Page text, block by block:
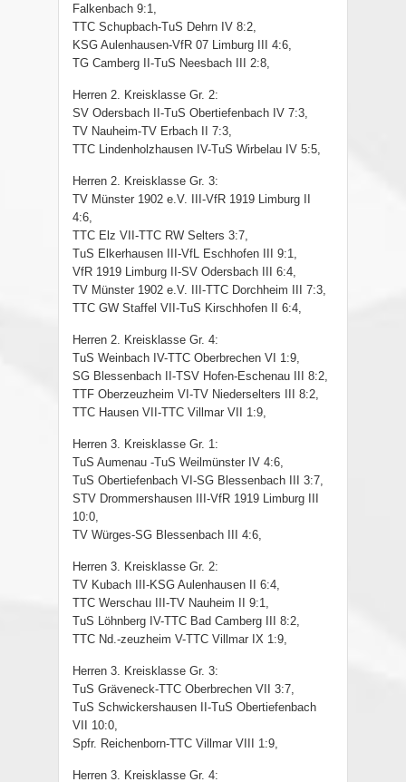
Falkenbach 9:1,
TTC Schupbach-TuS Dehrn IV 8:2,
KSG Aulenhausen-VfR 07 Limburg III 4:6,
TG Camberg II-TuS Neesbach III 2:8,
Herren 2. Kreisklasse Gr. 2:
SV Odersbach II-TuS Obertiefenbach IV 7:3,
TV Nauheim-TV Erbach II 7:3,
TTC Lindenholzhausen IV-TuS Wirbelau IV 5:5,
Herren 2. Kreisklasse Gr. 3:
TV Münster 1902 e.V. III-VfR 1919 Limburg II
4:6,
TTC Elz VII-TTC RW Selters 3:7,
TuS Elkerhausen III-VfL Eschhofen III 9:1,
VfR 1919 Limburg II-SV Odersbach III 6:4,
TV Münster 1902 e.V. III-TTC Dorchheim III 7:3,
TTC GW Staffel VII-TuS Kirschhofen II 6:4,
Herren 2. Kreisklasse Gr. 4:
TuS Weinbach IV-TTC Oberbrechen VI 1:9,
SG Blessenbach II-TSV Hofen-Eschenau III 8:2,
TTF Oberzeuzheim VI-TV Niederselters III 8:2,
TTC Hausen VII-TTC Villmar VII 1:9,
Herren 3. Kreisklasse Gr. 1:
TuS Aumenau -TuS Weilmünster IV 4:6,
TuS Obertiefenbach VI-SG Blessenbach III 3:7,
STV Drommershausen III-VfR 1919 Limburg III
10:0,
TV Würges-SG Blessenbach III 4:6,
Herren 3. Kreisklasse Gr. 2:
TV Kubach III-KSG Aulenhausen II 6:4,
TTC Werschau III-TV Nauheim II 9:1,
TuS Löhnberg IV-TTC Bad Camberg III 8:2,
TTC Nd.-zeuzheim V-TTC Villmar IX 1:9,
Herren 3. Kreisklasse Gr. 3:
TuS Gräveneck-TTC Oberbrechen VII 3:7,
TuS Schwickershausen II-TuS Obertiefenbach
VII 10:0,
Spfr. Reichenborn-TTC Villmar VIII 1:9,
Herren 3. Kreisklasse Gr. 4: